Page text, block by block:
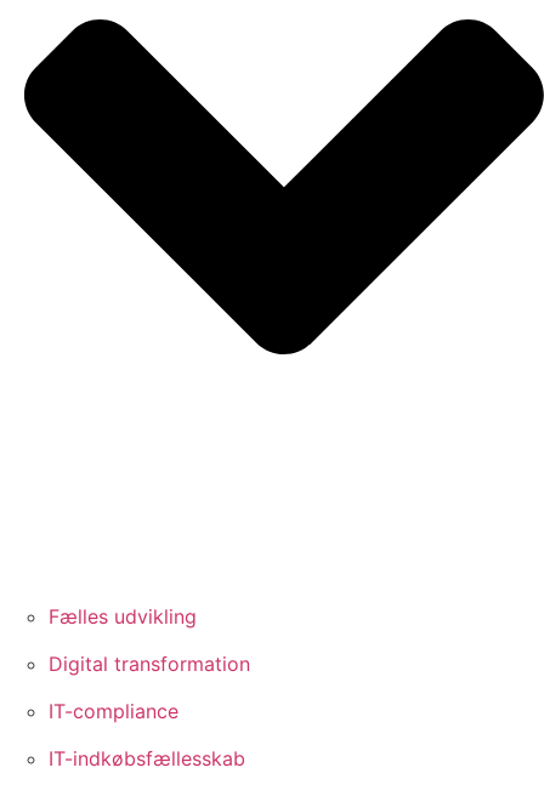
Fælles udvikling
Digital transformation
IT-compliance
IT-indkøbsfællesskab